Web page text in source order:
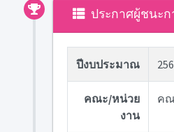
ประกาศผู้ชนะก
ปีงบประมาณ
คณะ/หน่วย
งาน
ค